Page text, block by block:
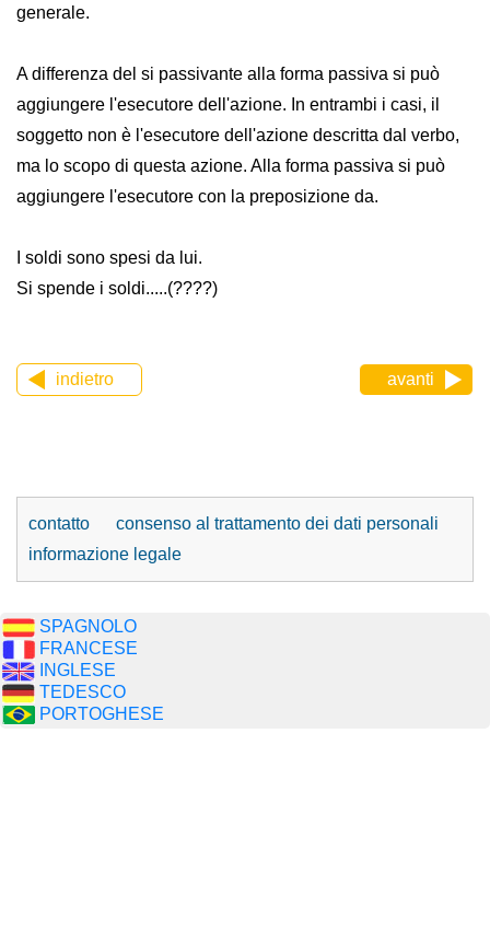
generale.
A differenza del si passivante alla forma passiva si può
aggiungere l'esecutore dell'azione. In entrambi i casi, il
soggetto non è l'esecutore dell'azione descritta dal verbo,
ma lo scopo di questa azione. Alla forma passiva si può
aggiungere l'esecutore con la preposizione da.
I soldi sono spesi da lui.
Si spende i soldi.....(????)
indietro avanti
contatto
consenso al trattamento dei dati personali
informazione legale
SPAGNOLO
FRANCESE
INGLESE
TEDESCO
PORTOGHESE